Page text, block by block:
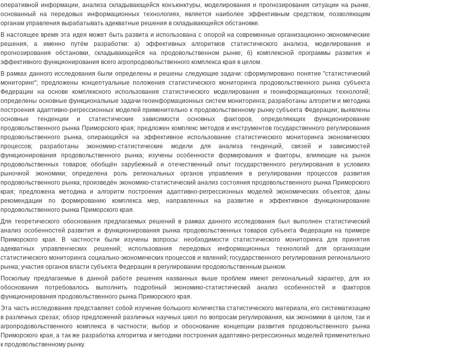
оперативной информации, анализа складывающейся конъюнктуры, моделирования и прогнозирования ситуации на рынке,
основанный на передовых информационных технологиях, является наиболее эффективным средством, позволяющим
органам управления вырабатывать адекватные решения в складывающейся обстановке.
В настоящее время эта идея может быть развита и использована с опорой на современные организационно-экономические
решения, а именно путём разработки: а) эффективных алгоритмов статистического анализа, моделирования и
прогнозирования обстановки, складывающейся на продовольственном рынке; б) комплексной программы развития и
эффективного функционирования всего агропродовольственного комплекса края в целом.
В рамках данного исследования были определены и решены следующие задачи: сформулировано понятие "статистический
мониторинг"; предложены концептуальные положения статистического мониторинга продовольственного рынка субъекта
Федерации на основе комплексного использования статистического моделирования и геоинформационных технологий;
определены основные функциональные задачи геоинформационных систем мониторинга; разработаны алгоритм и методика
построения адаптивно-регрессионных моделей применительно к продовольственному рынку субъекта Федерации; выявлены
основные тенденции и статистические зависимости основных факторов, определяющих функционирование
продовольственного рынка Приморского края; предложен комплекс методов и инструментов государственного регулирования
продовольственного рынка, опирающийся на эффективное использование статистического мониторинга экономических
процессов; разработаны экономико-статистические модели для анализа тенденций, связей и зависимостей
функционирования продовольственного рынка; изучены особенности формирования и факторы, влияющие на рынок
продовольственных товаров; обобщён зарубежный и отечественный опыт государственного регулирования в условиях
рыночной экономики; определена роль региональных органов управления в регулировании процессов развития
продовольственного рынка; произведён экономико-статистический анализ состояния продовольственного рынка Приморского
края; предложена методика и алгоритм построения адаптивно-регрессионных моделей экономических объектов; даны
рекомендации по формированию комплекса мер, направленных на развитие и эффективное функционирование
продовольственного рынка Приморского края.
Для теоретического обоснования предлагаемых решений в рамках данного исследования был выполнен статистический
анализ особенностей развития и функционирования рынка продовольственных товаров субъекта Федерации на примере
Приморского края. В частности были изучены вопросы: необходимости статистического мониторинга для принятия
адекватных управленческих решений; использования передовых информационных технологий для организации
статистического мониторинга социально-экономических процессов и явлений; государственного регулирования регионального
рынка; участия органов власти субъекта Федерации в регулировании продовольственным рынком.
Поскольку предлагаемые в данной работе решения названных выше проблем имеют региональный характер, для их
обоснования потребовалось выполнить подробный экономико-статистический анализ особенностей и факторов
функционирования продовольственного рынка Приморского края.
Эта часть исследования представляет собой изучение большого количества статистического материала, его систематизацию
в различных срезах; обзор предложений различных научных школ по вопросам регулирования, как экономики в целом, так и
агропродовольственного комплекса в частности; выбор и обоснование концепции развития продовольственного рынка
Приморского края, а так же разработка алгоритма и методики построения адаптивно-регрессионных моделей применительно
к продовольственному рынку.